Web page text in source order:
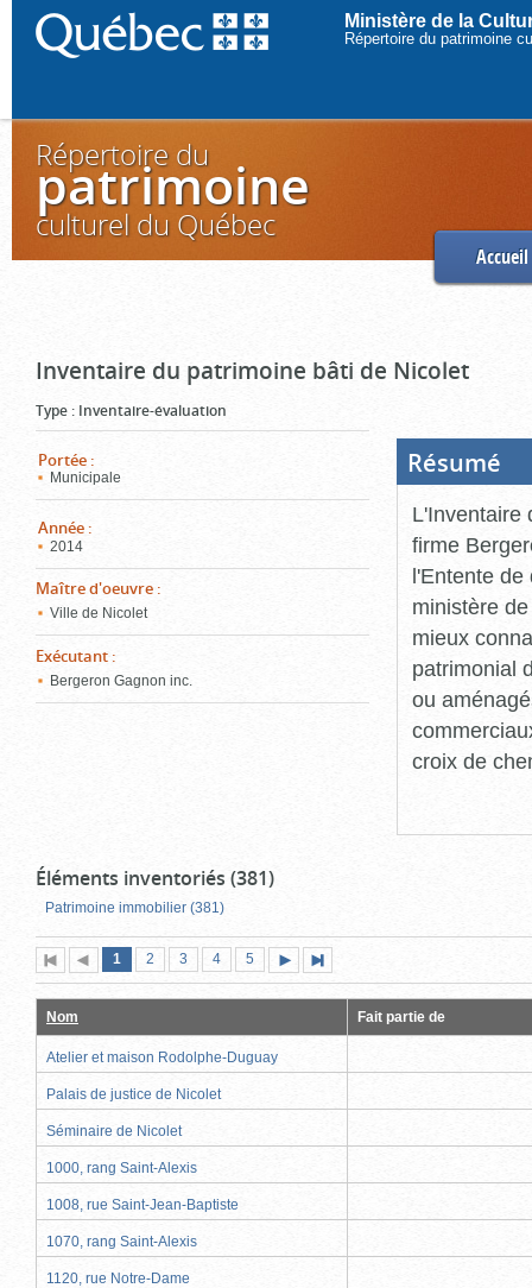
Ministère de la
Répertoire du patrimoine
Répertoire du
patrimoine
culturel du Québec
Accueil
Inventaire du patrimoine bâti de Nicolet
Type : Inventaire-évaluation
Portée :
Municipale
Année :
2014
Maître d'oeuvre :
Ville de Nicolet
Exécutant :
Bergeron Gagnon inc.
Résumé
L'Inventaire
firme
l'Entente de
ministère
mieux
patrimonial
ou
croix de
Éléments inventoriés (381)
Patrimoine immobilier (381)
Première
page
Page
précédente
Page
1 (page
actuelle)
Page
2 Page
3 Page
4 Page
5
suivante
page
Nom Fait partie de
Atelier et maison Rodolphe-Duguay
Palais de justice de Nicolet
Séminaire de Nicolet
1000, rang Saint-Alexis
1008, rue Saint-Jean-Baptiste
1070, rang Saint-Alexis
1120, rue Notre-Dame